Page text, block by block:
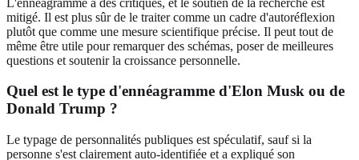
mitigé. Il est plus sûr de le traiter comme un cadre d'autoréflexion
plutôt que comme une mesure scientifique précise. Il peut tout de
même être utile pour remarquer des schémas, poser de meilleures
questions et soutenir la croissance personnelle.
Quel est le type d'ennéagramme d'Elon Musk ou de
Donald Trump ?
Le typage de personnalités publiques est spéculatif, sauf si la
personne s'est clairement auto-identifiée et a expliqué son